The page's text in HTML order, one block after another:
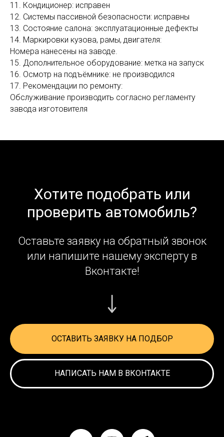
11. Кондиционер: исправен
12. Системы пассивной безопасности: исправны
13. Состояние салона: эксплуатационные дефекты
14. Маркировки кузова, рамы, двигателя:
Номера нанесены на заводе.
15. Дополнительное оборудование: метка на запуск
16. Осмотр на подъёмнике: не производился
17. Рекомендации по ремонту:
Обслуживание производить согласно регламенту
завода изготовителя
Хотите подобрать или
проверить автомобиль?
Оставьте заявку на обратный звонок
или напишите нашему эксперту в
Вконтакте!
ОСТАВИТЬ ЗАЯВКУ НА ПОДБОР
НАПИСАТЬ НАМ В ВКОНТАКТЕ